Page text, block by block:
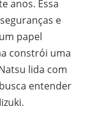
anos. Essa
e
papel
constrói uma
lida com
entender